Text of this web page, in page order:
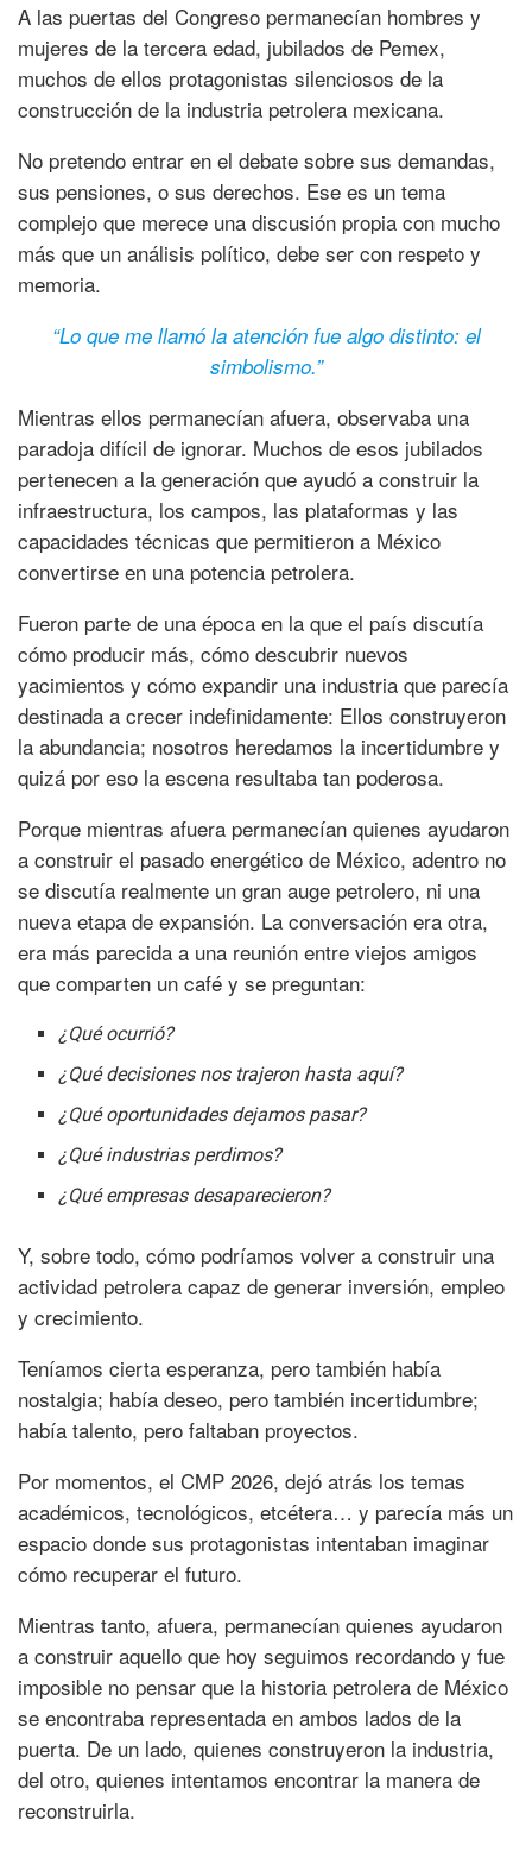
A las puertas del Congreso permanecían hombres y
mujeres de la tercera edad, jubilados de Pemex,
muchos de ellos protagonistas silenciosos de la
construcción de la industria petrolera mexicana.
No pretendo entrar en el debate sobre sus demandas,
sus pensiones, o sus derechos. Ese es un tema
complejo que merece una discusión propia con mucho
más que un análisis político, debe ser con respeto y
memoria.
“Lo que me llamó la atención fue algo distinto: el
simbolismo.”
Mientras ellos permanecían afuera, observaba una
paradoja difícil de ignorar. Muchos de esos jubilados
pertenecen a la generación que ayudó a construir la
infraestructura, los campos, las plataformas y las
capacidades técnicas que permitieron a México
convertirse en una potencia petrolera.
Fueron parte de una época en la que el país discutía
cómo producir más, cómo descubrir nuevos
yacimientos y cómo expandir una industria que parecía
destinada a crecer indefinidamente: Ellos construyeron
la abundancia; nosotros heredamos la incertidumbre y
quizá por eso la escena resultaba tan poderosa.
Porque mientras afuera permanecían quienes ayudaron
a construir el pasado energético de México, adentro no
se discutía realmente un gran auge petrolero, ni una
nueva etapa de expansión. La conversación era otra,
era más parecida a una reunión entre viejos amigos
que comparten un café y se preguntan:
¿Qué ocurrió?
¿Qué decisiones nos trajeron hasta aquí?
¿Qué oportunidades dejamos pasar?
¿Qué industrias perdimos?
¿Qué empresas desaparecieron?
Y, sobre todo, cómo podríamos volver a construir una
actividad petrolera capaz de generar inversión, empleo
y crecimiento.
Teníamos cierta esperanza, pero también había
nostalgia; había deseo, pero también incertidumbre;
había talento, pero faltaban proyectos.
Por momentos, el CMP 2026, dejó atrás los temas
académicos, tecnológicos, etcétera… y parecía más un
espacio donde sus protagonistas intentaban imaginar
cómo recuperar el futuro.
Mientras tanto, afuera, permanecían quienes ayudaron
a construir aquello que hoy seguimos recordando y fue
imposible no pensar que la historia petrolera de México
se encontraba representada en ambos lados de la
puerta. De un lado, quienes construyeron la industria,
del otro, quienes intentamos encontrar la manera de
reconstruirla.